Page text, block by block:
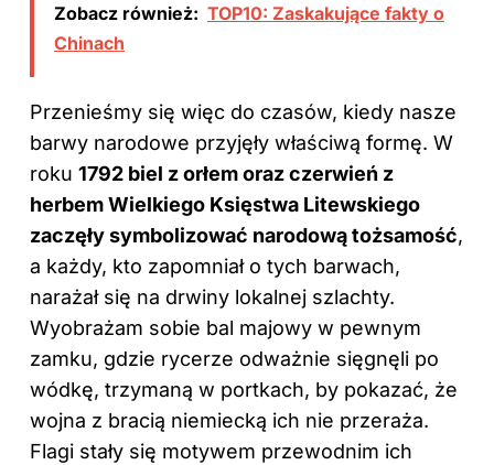
Zobacz również: TOP10: Zaskakujące fakty o
Chinach
Przenieśmy się więc do czasów, kiedy nasze
barwy narodowe przyjęły właściwą formę. W
roku 1792 biel z orłem oraz czerwień z
herbem Wielkiego Księstwa Litewskiego
zaczęły symbolizować narodową tożsamość,
a każdy, kto zapomniał o tych barwach,
narażał się na drwiny lokalnej szlachty.
Wyobrażam sobie bal majowy w pewnym
zamku, gdzie rycerze odważnie sięgnęli po
wódkę, trzymaną w portkach, by pokazać, że
wojna z bracią niemiecką ich nie przeraża.
Flagi stały się motywem przewodnim ich